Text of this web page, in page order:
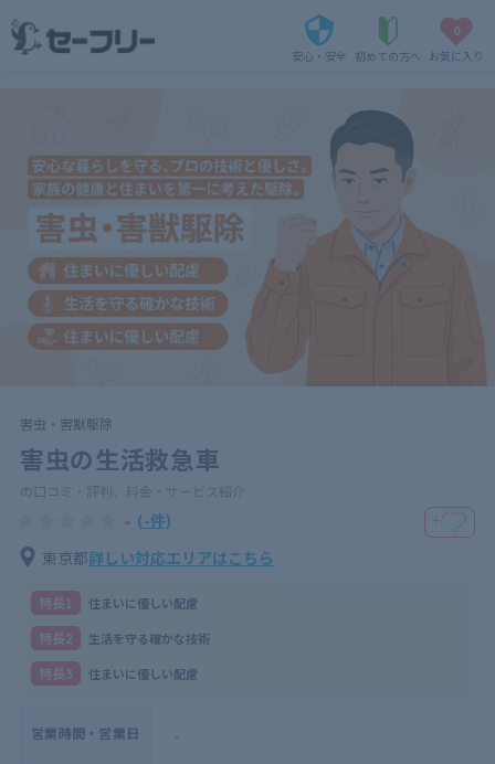
安心・安全 初めての方へ
0
お気に入り
害虫・害獣駆除
害虫の生活救急車
の口コミ・評判、料金・サービス紹介
- (-件) ＋
東京都詳しい対応エリアはこちら
特⻑1 住まいに優しい配慮
特⻑2 生活を守る確かな技術
特⻑3 住まいに優しい配慮
営業時間・営業日 -